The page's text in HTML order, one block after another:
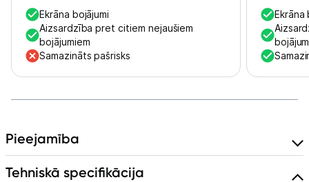
Vēlmju saraksts
Blogs
Piegāde un apmaksa
Tehnikas izvešana
Uzņēmumiem
Ekrāna bojājumi
Aizsardzība pret citiem nejaušiem
bojājumiem
Samazināts pašrisks
Ekrāna
Pieejamība
Tehniskā specifikācija